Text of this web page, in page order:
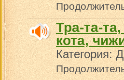
Тра-та-
кота,
Категория: